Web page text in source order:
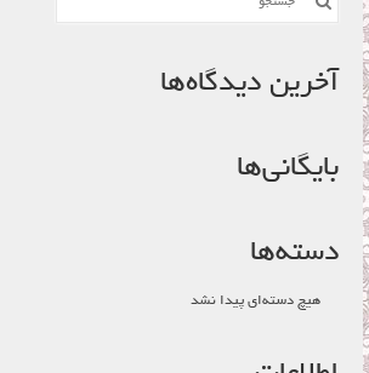
آخرین دیدگاه‌ها
بایگانی‌ها
دسته‌ها
هیچ دسته‌ای پیدا نشد